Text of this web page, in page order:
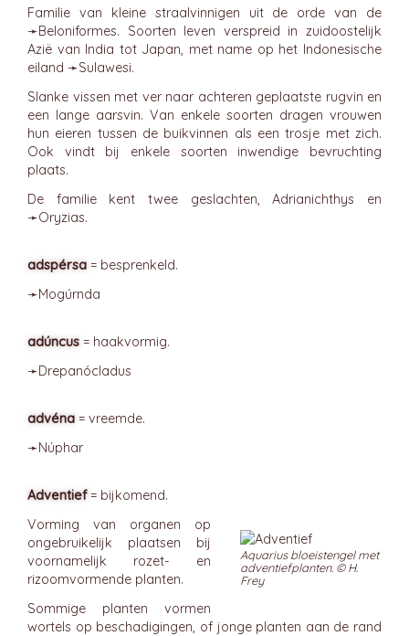
Familie van kleine straalvinnigen uit de orde van de
➛Beloniformes. Soorten leven verspreid in zuidoostelijk
Azië van India tot Japan, met name op het Indonesische
eiland ➛Sulawesi.
Slanke vissen met ver naar achteren geplaatste rugvin en
een lange aarsvin. Van enkele soorten dragen vrouwen
hun eieren tussen de buikvinnen als een trosje met zich.
Ook vindt bij enkele soorten inwendige bevruchting
plaats.
De familie kent twee geslachten, Adrianichthys en
➛Oryzias.
adspérsa = besprenkeld.
➛Mogúrnda
adúncus = haakvormig.
➛Drepanócladus
advéna = vreemde.
➛Núphar
Adventief= bijkomend.
Aquarius bloeistengel met
adventiefplanten. © H.
Frey
Vorming van organen op
ongebruikelijk plaatsen bij
voornamelijk rozet- en
rizoomvormende planten.
Sommige planten vormen
wortels op beschadigingen, of jonge planten aan de rand